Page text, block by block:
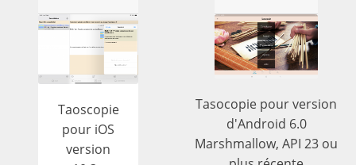
Taoscopie
pour iOS
version
Tasocopie pour version
d'Android 6.0
Marshmallow, API 23 ou